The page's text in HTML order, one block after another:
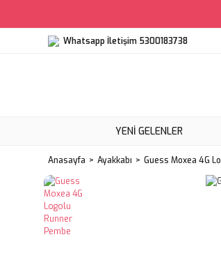
Whatsapp İletişim 5300183738
YENI GELENLER
Anasayfa Ayakkabı Guess Moxea 4G